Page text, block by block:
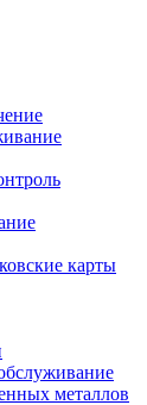
карты
металлов